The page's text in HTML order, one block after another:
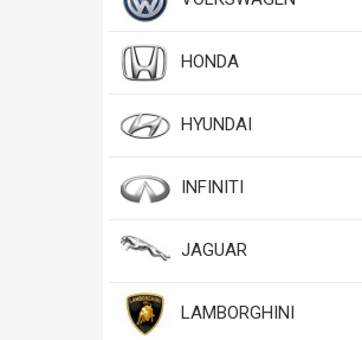
HONDA
HYUNDAI
INFINITI
JAGUAR
LAMBORGHINI